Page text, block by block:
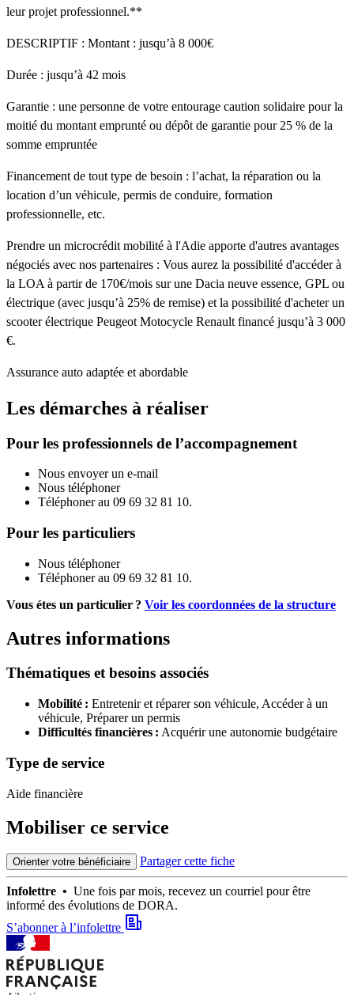
leur projet professionnel.**
DESCRIPTIF : Montant : jusqu’à 8 000€
Durée : jusqu’à 42 mois
Garantie : une personne de votre entourage caution solidaire pour la
moitié du montant emprunté ou dépôt de garantie pour 25 % de la
somme empruntée
Financement de tout type de besoin : l’achat, la réparation ou la
location d’un véhicule, permis de conduire, formation
professionnelle, etc.
Prendre un microcrédit mobilité à l'Adie apporte d'autres avantages
négociés avec nos partenaires : Vous aurez la possibilité d'accéder à
la LOA à partir de 170€/mois sur une Dacia neuve essence, GPL ou
électrique (avec jusqu’à 25% de remise) et la possibilité d'acheter un
scooter électrique Peugeot Motocycle Renault financé jusqu’à 3 000
€.
Assurance auto adaptée et abordable
Les démarches à réaliser
Pour les professionnels de l’accompagnement
Nous envoyer un e-mail
Nous téléphoner
Téléphoner au 09 69 32 81 10.
Pour les particuliers
Nous téléphoner
Téléphoner au 09 69 32 81 10.
Vous étes un particulier ? Voir les coordonnées de la structure
Autres informations
Thématiques et besoins associés
Mobilité : Entretenir et réparer son véhicule, Accéder à un
véhicule, Préparer un permis
Difficultés financières : Acquérir une autonomie budgétaire
Type de service
Aide financière
Mobiliser ce service
Orienter votre bénéficiaire Partager cette fiche
Infolettre • Une fois par mois, recevez un courriel pour être
informé des évolutions de DORA.
S’abonner à l’infolettre